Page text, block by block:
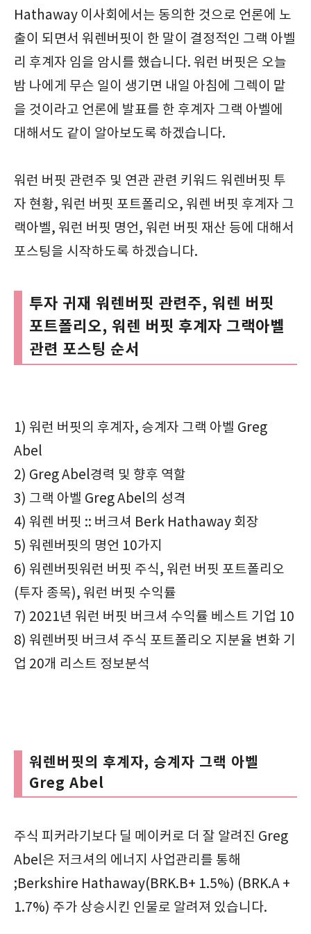
Hathaway 이사회에서는 동의한 것으로 언론에 노
출이 되면서 워렌버핏이 한 말이 결정적인 그랙 아벨
리 후계자 임을 암시를 했습니다. 워런 버핏은 오늘
밤 나에게 무슨 일이 생기면 내일 아침에 그렉이 맡
을 것이라고 언론에 발표를 한 후계자 그랙 아벨에
대해서도 같이 알아보도록 하겠습니다.
워런 버핏 관련주 및 연관 관련 키워드 워렌버핏 투
자 현황, 워런 버핏 포트폴리오, 워렌 버핏 후계자 그
랙아벨, 워런 버핏 명언, 워런 버핏 재산 등에 대해서
포스팅을 시작하도록 하겠습니다.
투자 귀재 워렌버핏 관련주, 워렌 버핏
포트폴리오, 워렌 버핏 후계자 그랙아벨
관련 포스팅 순서
1) 워런 버핏의 후계자, 승계자 그랙 아벨 Greg
Abel
2) Greg Abel경력 및 향후 역할
3) 그랙 아벨 Greg Abel의 성격
4) 워렌 버핏 :: 버크셔 Berk Hathaway 회장
5) 워렌버핏의 명언 10가지
6) 워렌버핏워런 버핏 주식, 워런 버핏 포트폴리오
(투자 종목), 워런 버핏 수익률
7) 2021년 워런 버핏 버크셔 수익률 베스트 기업 10
8) 워렌버핏 버크셔 주식 포트폴리오 지분율 변화 기
업 20개 리스트 정보분석
워렌버핏의 후계자, 승계자 그랙 아벨
Greg Abel
주식 피커라기보다 딜 메이커로 더 잘 알려진 Greg
Abel은 저크셔의 에너지 사업관리를 통해
;Berkshire Hathaway(BRK.B+ 1.5%) (BRK.A +
1.7%) 주가 상승시킨 인물로 알려져 있습니다.